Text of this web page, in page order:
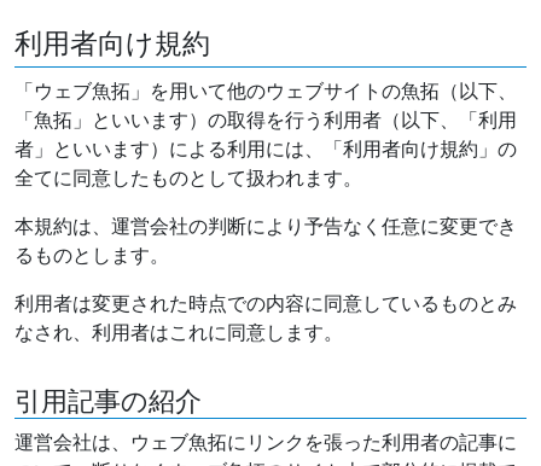
利用者向け規約
「ウェブ魚拓」を用いて他のウェブサイトの魚拓（以下、
「魚拓」といいます）の取得を行う利用者（以下、「利用
者」といいます）による利用には、「利用者向け規約」の
全てに同意したものとして扱われます。
本規約は、運営会社の判断により予告なく任意に変更でき
るものとします。
利用者は変更された時点での内容に同意しているものとみ
なされ、利用者はこれに同意します。
引用記事の紹介
運営会社は、ウェブ魚拓にリンクを張った利用者の記事に